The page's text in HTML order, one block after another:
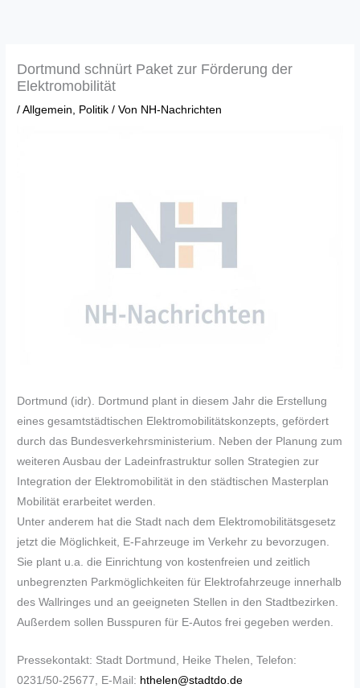
Dortmund schnürt Paket zur Förderung der
Elektromobilität
/Allgemein, Politik / Von NH-Nachrichten
Dortmund (idr). Dortmund plant in diesem Jahr die Erstellung
eines gesamtstädtischen Elektromobilitätskonzepts, gefördert
durch das Bundesverkehrsministerium. Neben der Planung zum
weiteren Ausbau der Ladeinfrastruktur sollen Strategien zur
Integration der Elektromobilität in den städtischen Masterplan
Mobilität erarbeitet werden.
Unter anderem hat die Stadt nach dem Elektromobilitätsgesetz
jetzt die Möglichkeit, E-Fahrzeuge im Verkehr zu bevorzugen.
Sie plant u.a. die Einrichtung von kostenfreien und zeitlich
unbegrenzten Parkmöglichkeiten für Elektrofahrzeuge innerhalb
des Wallringes und an geeigneten Stellen in den Stadtbezirken.
Außerdem sollen Busspuren für E-Autos frei gegeben werden.
Pressekontakt: Stadt Dortmund, Heike Thelen, Telefon:
0231/50-25677, E-Mail: hthelen@stadtdo.de